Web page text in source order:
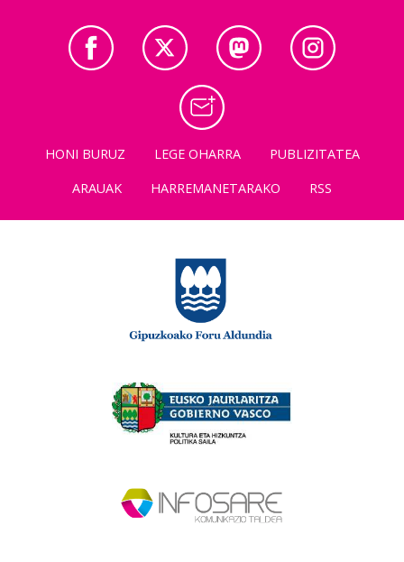
HONI BURUZ LEGE OHARRA
PUBLIZITATEA
ARAUAK
HARREMANETARAKO RSS